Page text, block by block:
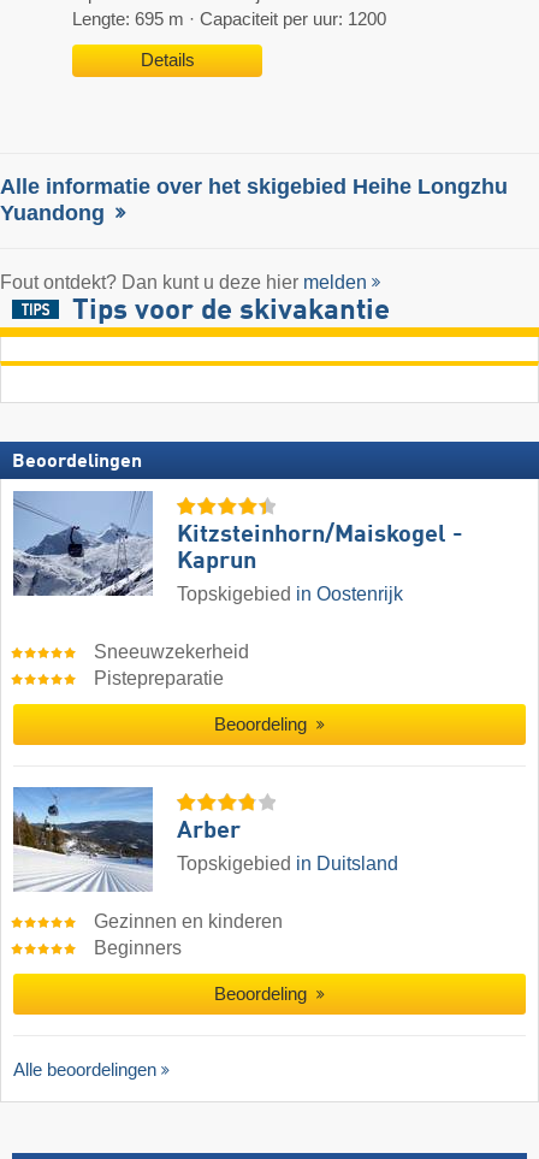
Lengte: 695 m · Capaciteit per uur: 1200
Details
Alle informatie over het skigebied Heihe Longzhu
Yuandong
Fout ontdekt? Dan kunt u deze hier melden
Tips voor de skivakantie
Beoordelingen
Kitzsteinhorn/​Maiskogel -
Kaprun
Topskigebied in Oostenrijk
Sneeuwzekerheid
Pistepreparatie
Beoordeling
Arber
Topskigebied in Duitsland
Gezinnen en kinderen
Beginners
Beoordeling
Alle beoordelingen